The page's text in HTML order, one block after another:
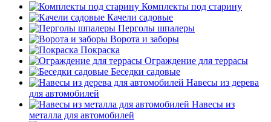
Комплекты под старину
Качели садовые
Перголы шпалеры
Ворота и заборы
Покраска
Ограждение для террасы
Беседки садовые
Навесы из дерева
для автомобилей
Навесы из
металла для автомобилей